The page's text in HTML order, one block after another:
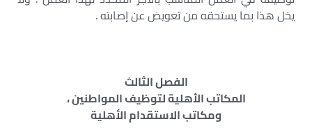
يخل هذا بما يستحقه من تعويض عن إصابته .
الفصل الثالث
المكاتب الأهلية لتوظيف المواطنين ،
ومكاتب الاستقدام الأهلية